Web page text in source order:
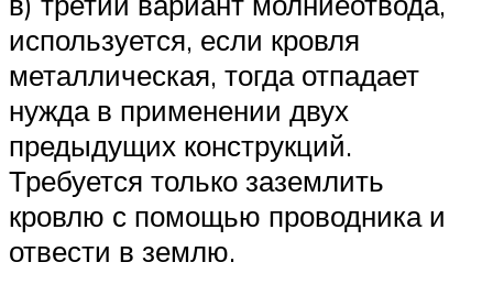
используется, если кровля
металлическая, тогда отпадает
нужда в применении двух
предыдущих конструкций.
Требуется только заземлить
кровлю с помощью проводника и
отвести в землю.